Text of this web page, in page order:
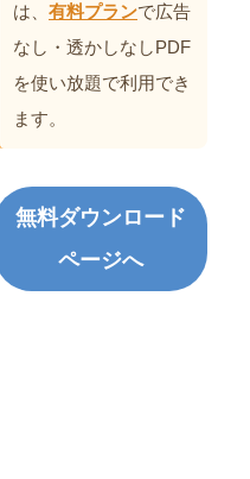
は、 有料プランで広告
なし・透かしなしPDF
を使い放題で利用でき
ます。
無料ダウンロード
ページへ